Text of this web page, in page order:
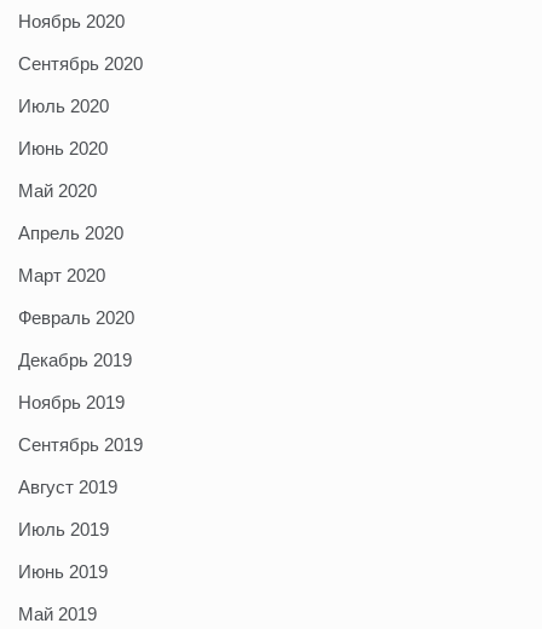
Ноябрь 2020
Сентябрь 2020
Июль 2020
Июнь 2020
Май 2020
Апрель 2020
Март 2020
Февраль 2020
Декабрь 2019
Ноябрь 2019
Сентябрь 2019
Август 2019
Июль 2019
Июнь 2019
Май 2019